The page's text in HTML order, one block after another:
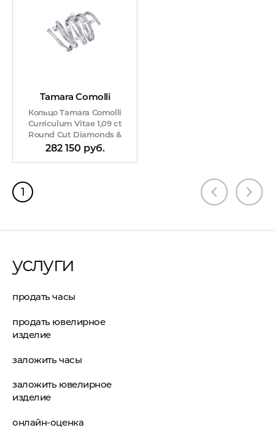
Tamara Comolli
Кольцо Tamara Comolli
Curriculum Vitae 1,09 ct
Round Cut Diamonds &
White Gold
282 150 руб.
1
услуги
продать часы
продать ювелирное
изделие
заложить часы
заложить ювелирное
изделие
онлайн-оценка